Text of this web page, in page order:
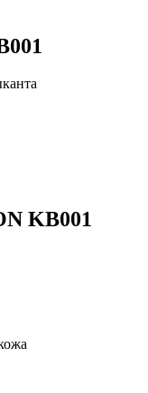
KB001